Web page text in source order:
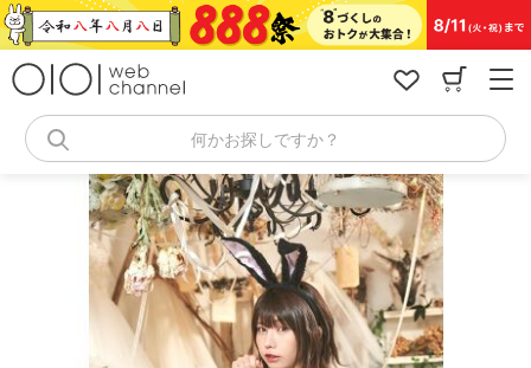
コ
ン
何かお探しですか？